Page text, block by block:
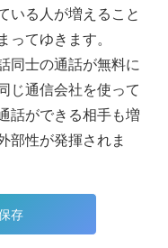
いる人が増えること
ってゆきます。
同士の通話が無料に
じ通信会社を使って
話ができる相手も増
部性が発揮されま
存